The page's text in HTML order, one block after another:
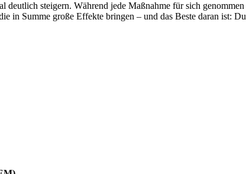
steigern. Während jede Maßnahme für sich genommen
in Summe große Effekte bringen – und das Beste daran ist: Du